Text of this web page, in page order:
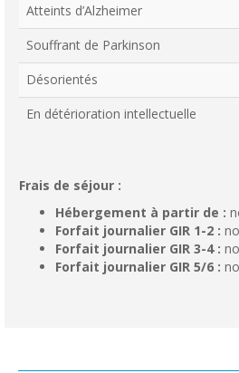
Atteints d’Alzheimer
Souffrant de Parkinson
Désorientés
En détérioration intellectuelle
Frais de séjour :
Hébergement à partir de :
Forfait journalier GIR 1-2 :
Forfait journalier GIR 3-4 :
Forfait journalier GIR 5/6 :